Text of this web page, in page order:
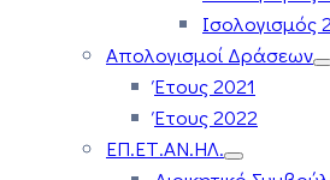
Ισολογισμός
Απολογισμοί Δράσεων
Έτους 2021
Έτους 2022
ΕΠ.ΕΤ.ΑΝ.ΗΛ.